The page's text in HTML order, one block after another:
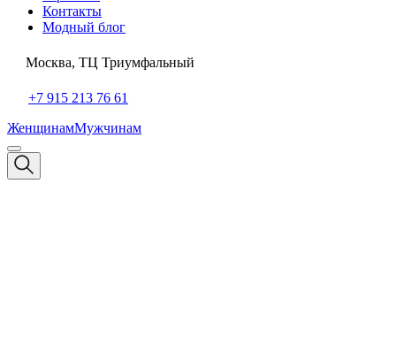
Контакты
Модный блог
Москва, ТЦ Триумфальный
+7 915 213 76 61
ЖенщинамМужчинам